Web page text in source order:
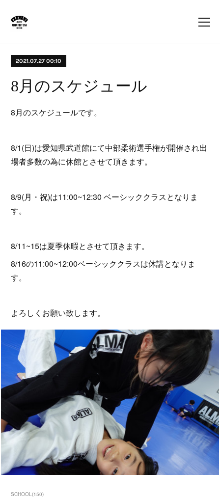
2021.07.27 00:10
8月のスケジュール
8月のスケジュールです。
8/1(日)は愛知県武道館にて中部柔術選手権が開催され出
場者多数の為に休館とさせて頂きます。
8/9(月・祝)は11:00~12:30 ベーシッククラスとなりま
す。
8/11~15は夏季休暇とさせて頂きます。
8/16の11:00~12:00ベーシッククラスは休講となりま
す。
よろしくお願い致します。
SCHOOL(150)